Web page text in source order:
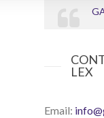
LEX
Email: